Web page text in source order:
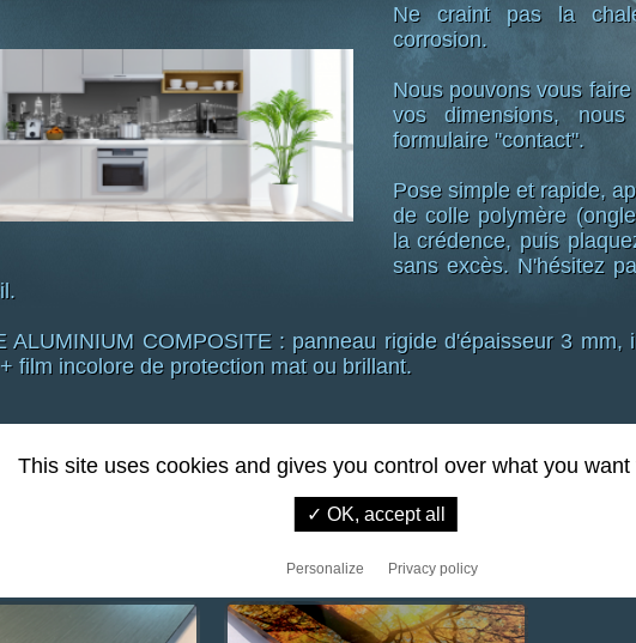
Ne craint pas la
corrosion.
Nous pouvons vous
vos dimensions,
formulaire "contact".
Pose simple et rapide,
de colle polymère
la crédence, puis
sans excès. N'hésitez
ALUMINIUM COMPOSITE : panneau rigide d'épaisseur 3 mm,
film incolore de protection mat ou brillant.
VERRE DE SYNTHESE (polycarbonate) d'épaisseur 3 mm,
lamination.
This site uses cookies and gives you control over what you
✓ OK, accept all
Personalize Privacy policy